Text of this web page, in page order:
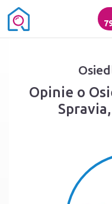
Opinie o